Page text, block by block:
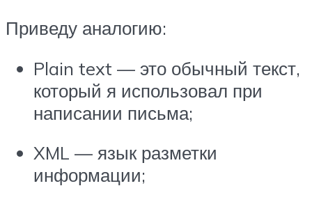
Приведу аналогию:
Plain text — это обычный текст,
который я использовал при
написании письма;
XML — язык разметки
информации;